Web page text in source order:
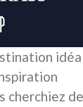
cherchiez